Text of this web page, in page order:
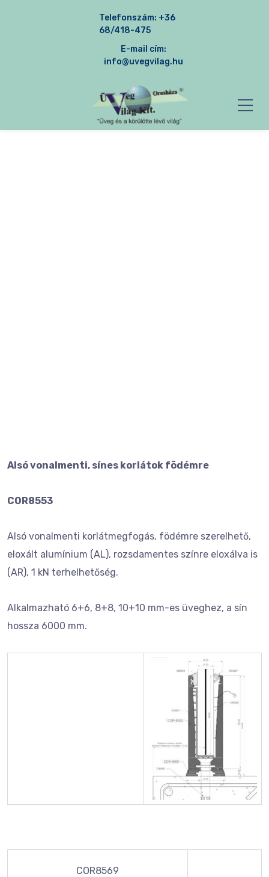
Telefonszám: +36
68/418-475
E-mail cím:
info@uvegvilag.hu
Alsó vonalmenti, sínes korlátok födémre
COR8553
Alsó vonalmenti korlátmegfogás, födémre szerelhető,
eloxált alumínium (AL), rozsdamentes színre eloxálva is
(AR), 1 kN terhelhetőség.
Alkalmazható 6+6, 8+8, 10+10 mm-es üveghez, a sín
hossza 6000 mm.
COR8569